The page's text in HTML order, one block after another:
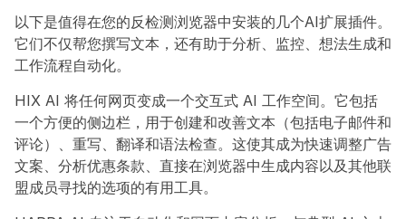
以下是值得在您的反检测浏览器中安装的几个AI扩展插件。
它们不仅帮您撰写文本，还有助于分析、监控、想法生成和
工作流程自动化。
HIX AI 将任何网页变成一个交互式 AI 工作空间。它包括
一个方便的侧边栏，用于创建和改善文本（包括电子邮件和
评论）、重写、翻译和语法检查。这使其成为快速调整广告
文案、分析优惠条款、直接在浏览器中生成内容以及其他联
盟成员寻找的选项的有用工具。